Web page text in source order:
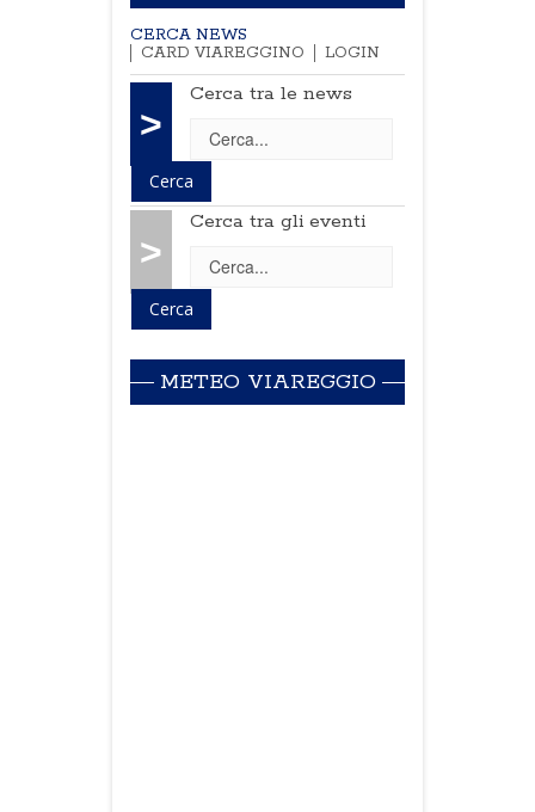
CERCA NEWS
CARD VIAREGGINO
LOGIN
>
Cerca tra le news
>
Cerca tra gli eventi
METEO VIAREGGIO